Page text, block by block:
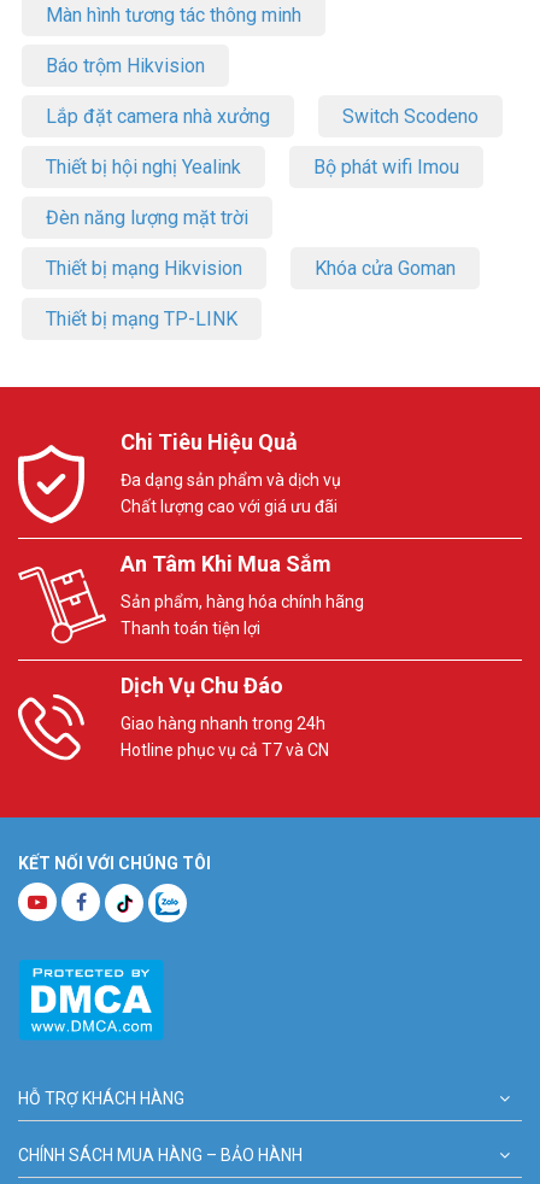
Màn hình tương tác thông minh
Báo trộm Hikvision
Lắp đặt camera nhà xưởng Switch Scodeno
Thiết bị hội nghị Yealink Bộ phát wifi Imou
Đèn năng lượng mặt trời
Thiết bị mạng Hikvision Khóa cửa Goman
Thiết bị mạng TP-LINK
Chi Tiêu Hiệu Quả
Đa dạng sản phẩm và dịch vụ
Chất lượng cao với giá ưu đãi
An Tâm Khi Mua Sắm
Sản phẩm, hàng hóa chính hãng
Thanh toán tiện lợi
Dịch Vụ Chu Đáo
Giao hàng nhanh trong 24h
Hotline phục vụ cả T7 và CN
KẾT NỐI VỚI CHÚNG TÔI
HỖ TRỢ KHÁCH HÀNG
CHÍNH SÁCH MUA HÀNG – BẢO HÀNH